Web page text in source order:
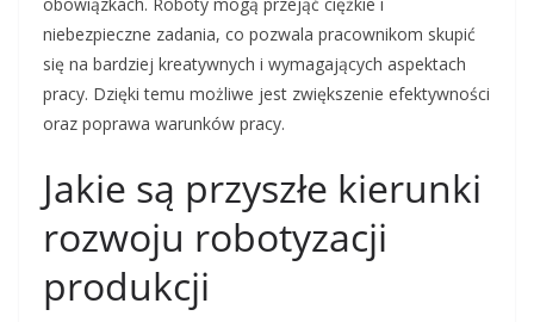
niebezpieczne zadania, co pozwala pracownikom skupić
się na bardziej kreatywnych i wymagających aspektach
pracy. Dzięki temu możliwe jest zwiększenie efektywności
oraz poprawa warunków pracy.
Jakie są przyszłe kierunki
rozwoju robotyzacji
produkcji